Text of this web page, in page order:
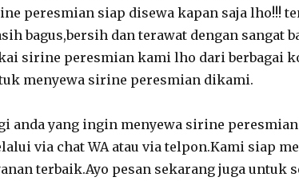
peresmian siap disewa kapan saja lho!!!
bagus,bersih dan terawat dengan sangat
sirine peresmian kami lho dari berbagai
menyewa sirine peresmian dikami.
anda yang ingin menyewa sirine
via chat WA atau via telpon.Kami siap
terbaik.Ayo pesan sekarang juga untuk